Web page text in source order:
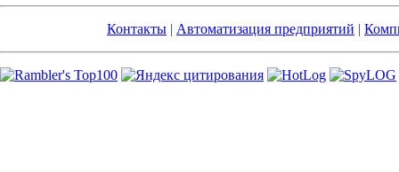
Контакты | Автоматизация предприятий |